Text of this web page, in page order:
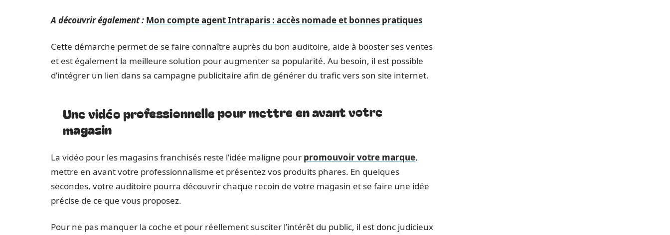
A découvrir également : Mon compte agent Intraparis : accès nomade et bonnes pratiques
Cette démarche permet de se faire connaître auprès du bon auditoire, aide à booster ses ventes
et est également la meilleure solution pour augmenter sa popularité. Au besoin, il est possible
d’intégrer un lien dans sa campagne publicitaire afin de générer du trafic vers son site internet.
Une vidéo professionnelle pour mettre en avant votre
magasin
La vidéo pour les magasins franchisés reste l’idée maligne pour promouvoir votre marque,
mettre en avant votre professionnalisme et présentez vos produits phares. En quelques
secondes, votre auditoire pourra découvrir chaque recoin de votre magasin et se faire une idée
précise de ce que vous proposez.
Pour ne pas manquer la coche et pour réellement susciter l’intérêt du public, il est donc judicieux